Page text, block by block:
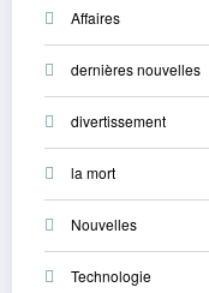
Affaires
dernières nouvelles
divertissement
la mort
Nouvelles
Technologie